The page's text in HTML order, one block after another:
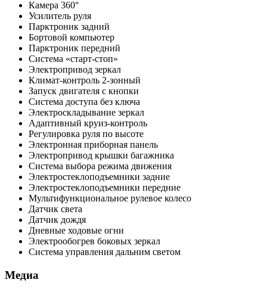
Камера 360°
Усилитель руля
Парктроник задний
Бортовой компьютер
Парктроник передний
Система «старт-стоп»
Электропривод зеркал
Климат-контроль 2-зонный
Запуск двигателя с кнопки
Система доступа без ключа
Электроскладывание зеркал
Адаптивный круиз-контроль
Регулировка руля по высоте
Электронная приборная панель
Электропривод крышки багажника
Система выбора режима движения
Электростеклоподъемники задние
Электростеклоподъемники передние
Мультифункциональное рулевое колесо
Датчик света
Датчик дождя
Дневные ходовые огни
Электрообогрев боковых зеркал
Система управления дальним светом
Медиа